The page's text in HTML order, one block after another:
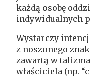
każdą osobę
indywidualnych
Wystarczy
z noszonego
zawartą w
właściciela (np.